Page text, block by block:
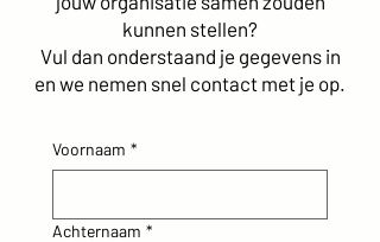
kunnen stellen?
Vul dan onderstaand je gegevens in
en we nemen snel contact met je op.
Voornaam *
Achternaam *